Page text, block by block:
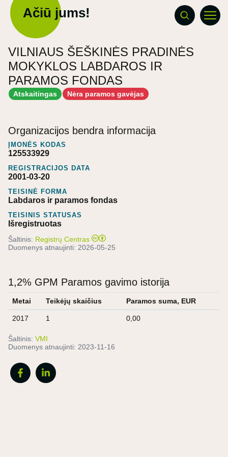
Ačiū jums!
VILNIAUS ŠEŠKINĖS PRADINĖS
MOKYKLOS LABDAROS IR
PARAMOS FONDAS
Atskaitingas Nėra paramos gavėjas
Organizacijos bendra informacija
ĮMONĖS KODAS
125533929
REGISTRACIJOS DATA
2001-03-20
TEISINĖ FORMA
Labdaros ir paramos fondas
TEISINIS STATUSAS
Išregistruotas
Šaltinis: Registrų Centras
Duomenys atnaujinti: 2026-05-25
1,2% GPM Paramos gavimo istorija
Metai Teikėjų skaičius Paramos suma, EUR
2017 1 0,00
Šaltinis: VMI
Duomenys atnaujinti: 2023-11-16